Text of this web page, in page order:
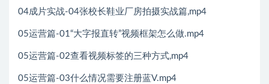
04成片实战-04张校长鞋业厂房拍摄实战篇,mp4
05运营篇-01“大字报直转”视频框架怎么做.mp4
05运营篇-02查看视频标签的三种方式,mp4
05运营篇-03什么情况需要注册蓝V.mp4